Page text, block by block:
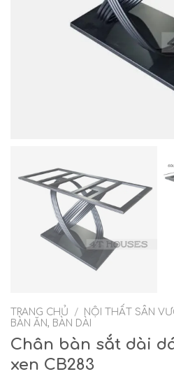
TRANG CHỦ / NỘI THẤT SÂN
BÀN ĂN, BÀN DÀI
Chân bàn sắt dài
xen CB283